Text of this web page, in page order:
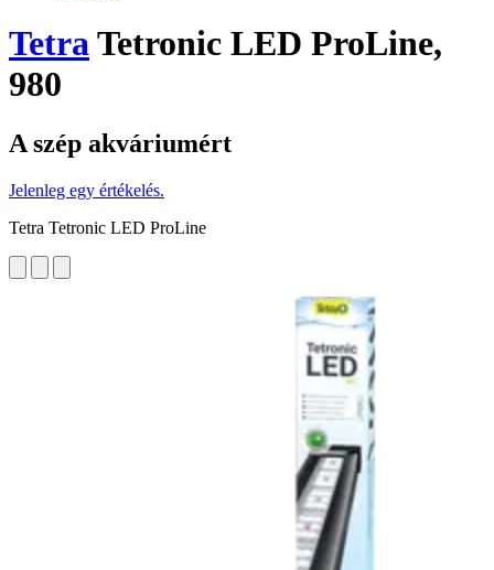
TetraTetronic LED ProLine,
980
A szép akváriumért
Jelenleg egy értékelés.
Tetra Tetronic LED ProLine